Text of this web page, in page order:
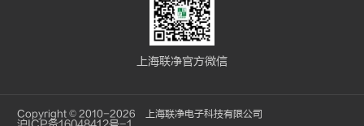
上海联净官方微信
Copyright © 2010-2026 上海联净电子科技有限公司